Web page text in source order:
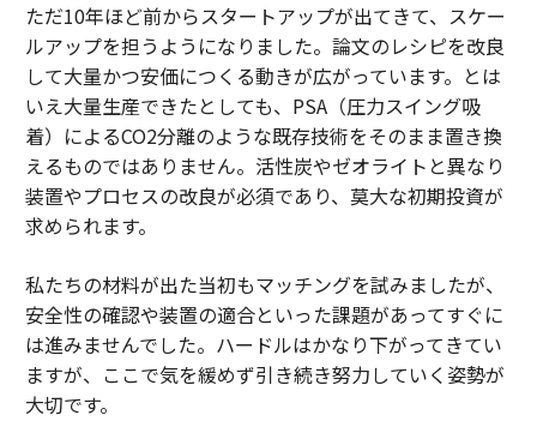
ただ10年ほど前からスタートアップが出てきて、スケー
ルアップを担うようになりました。論文のレシピを改良
して大量かつ安価につくる動きが広がっています。とは
いえ大量生産できたとしても、PSA（圧力スイング吸
着）によるCO2分離のような既存技術をそのまま置き換
えるものではありません。活性炭やゼオライトと異なり
装置やプロセスの改良が必須であり、莫大な初期投資が
求められます。
私たちの材料が出た当初もマッチングを試みましたが、
安全性の確認や装置の適合といった課題があってすぐに
は進みませんでした。ハードルはかなり下がってきてい
ますが、ここで気を緩めず引き続き努力していく姿勢が
大切です。